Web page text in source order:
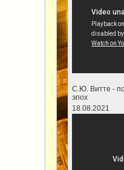
С.Ю. Витте -
эпох
18.08.2021